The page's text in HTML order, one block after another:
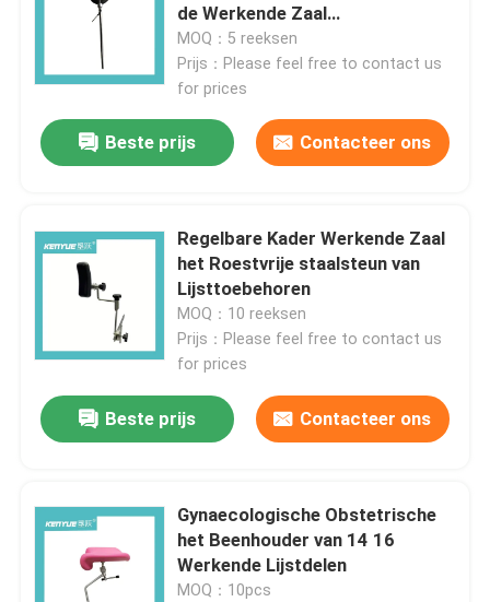
de Werkende Zaal
Lijsttoebehoren
MOQ：5 reeksen
Prijs：Please feel free to contact us
for prices
Beste prijs Contacteer ons
Regelbare Kader Werkende Zaal
het Roestvrije staalsteun van
Lijsttoebehoren
MOQ：10 reeksen
Prijs：Please feel free to contact us
for prices
Beste prijs Contacteer ons
Gynaecologische Obstetrische
het Beenhouder van 14 16
Werkende Lijstdelen
MOQ：10pcs